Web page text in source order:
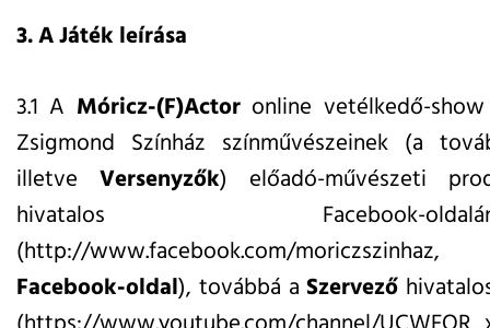
3. A Játék leírása
3.1 A Móricz-(F)Actoronline vetélkedő-
Zsigmond Színház színművészeinek (a
illetve Versenyzők) előadó-művészeti
hivatalos Facebook-
(http://www.facebook.com/moriczszinhaz, a
Facebook-oldal), továbbá aSzervező